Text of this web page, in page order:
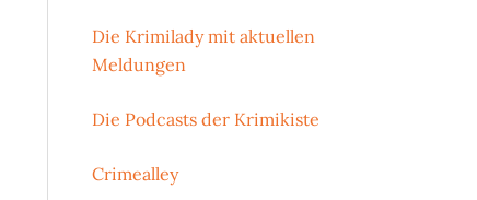
Die Krimilady mit aktuellen
Meldungen
Die Podcasts der Krimikiste
Crimealley